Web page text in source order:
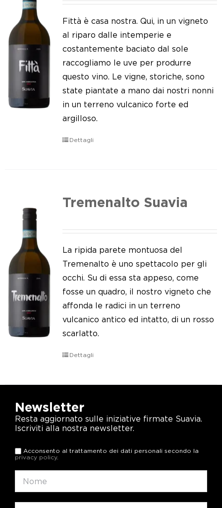
Fittà è casa nostra. Qui, in un vigneto
al riparo dalle intemperie e
costantemente baciato dal sole
raccogliamo le uve per produrre
questo vino. Le vigne, storiche, sono
state piantate a mano dai nostri nonni
in un terreno vulcanico forte ed
argilloso.
Dettagli
Tremenalto Suavia
La ripida parete montuosa del
Tremenalto è uno spettacolo per gli
occhi. Su di essa sta appeso, come
fosse un quadro, il nostro vigneto che
affonda le radici in un terreno
vulcanico antico ed intatto, di un rosso
scarlatto.
Dettagli
Newsletter
Resta aggiornato sulle iniziative firmate Suavia.
Iscriviti alla nostra newsletter.
Acconsento al trattamento dei dati personali secondo la
privacy policy.